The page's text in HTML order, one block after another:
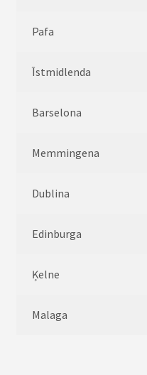
Pafa
Īstmidlenda
Barselona
Memmingena
Dublina
Edinburga
Ķelne
Malaga